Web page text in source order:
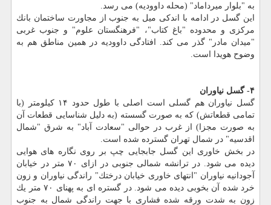
به "بلوار میرداماد" (محله داوودیه) می رسد.
این گسل در ادامه با اندكی میل به جنوب از مجاورت ساختمان بانك
مركزی و محدوده "باغ كتاب"، "فرهنگستان علوم" و جنوب غربی
"میدان مادر" گذر می كند. افتادگی داوودیه در همین مناطق هم به
وضوح هویدا است.
۴- گسل نیاوران
گسل نیاوران هم گسلی است اصلی با طول حدود ۱۴ كیلومتر (با
تمامی قطعاتش) كه به صورت گسسته (به دلیل شناسایی قطعات آن
به صورت مجزا) از غرب در حوالی "سعادت آباد" به شرق "شمال
اقدسیه" در شمال تهران گسترده شده است.
در بخش خاوری این گسل جابجایی چپ بر روی نگاره های هوایی
دیده می شود. در ترانشه شمالی جنوبی در ازای ۷۰ متر در خیابان
آجودانیه نیاوران "انتهای خاوری خیابان درختك" راندگی نیاوران و زون
خرد شده آن بخوبی دیده می شود. در گستره ای به پهنای ۷۰ متر یك
زون به شدت ورقه شده فشاری با جهت راندگی شمال به جنوب